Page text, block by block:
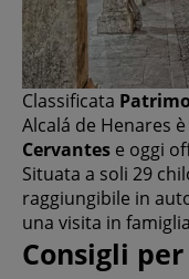
Classificata
Alcalá de Henares è
Cervantes e oggi
Situata a soli 29
raggiungibile in
una visita in
Consigli